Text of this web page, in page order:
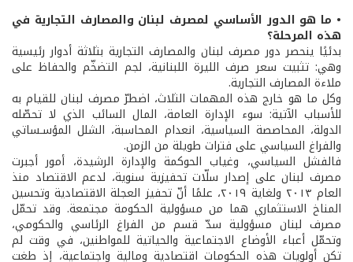
• ما هو الدور الأساسي لمصرف لبنان والمصارف التجارية في
هذه المرحلة؟
بدئيًا ينحصر دور مصرف لبنان والمصارف التجارية بثلاثة أدوار رئيسية
وهي: تثبيت سعر صرف الليرة اللبنانية، لجم التضخّم والحفاظ على
ملاءة المصارف التجارية.
وكل ما هو خارج هذه المهمات الثلاث، اضطرّ مصرف لبنان للقيام به
للأسباب الآتية: سوء الإدارة العامة، المال السائب الذي لا تحصّله
الدولة، المحاصصة السياسية، انعدام المحاسبة، الشلل المؤسـساتي
والفراغ السياسي على فترات طويلة من الزمن.
فالفشل السياسي، وغياب الحوكمة والإدارة الرشيدة، أمور أجبرت
مصرف لبنان على إصدار سلّات تحفيزية سنوية، لدعم الاقتصاد منذ
العام ٢٠١٣ ولغاية ٢٠١٩، علمًا أنّ تحفيز العجلة الاقتصادية وتحسين
المناخ الاستثماري هما من مسؤولية الحكومة مجتمعة. وقد تحمّل
مصرف لبنان مسؤولية سدّ قسم من الفراغ الرئاسي والحكومي،
وتحمّل أعباء الأوضاع الاجتماعية والحياتية للمواطنين، في وقت لم
تكن أولويات هذه الحكومات اقتصادية ومالية واجتماعية، إذ طغت